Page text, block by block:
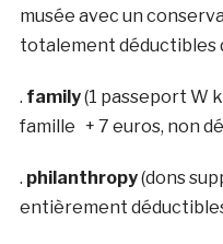
musée avec un
totalement déductibles
. family(1 passeport W
famille + 7 euros, non
. philanthropy(dons
entièrement